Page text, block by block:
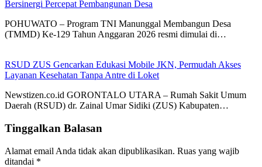
Bersinergi Percepat Pembangunan Desa
POHUWATO – Program TNI Manunggal Membangun Desa
(TMMD) Ke-129 Tahun Anggaran 2026 resmi dimulai di…
RSUD ZUS Gencarkan Edukasi Mobile JKN, Permudah Akses
Layanan Kesehatan Tanpa Antre di Loket
Newstizen.co.id GORONTALO UTARA – Rumah Sakit Umum
Daerah (RSUD) dr. Zainal Umar Sidiki (ZUS) Kabupaten…
Tinggalkan Balasan
Alamat email Anda tidak akan dipublikasikan. Ruas yang wajib
ditandai *